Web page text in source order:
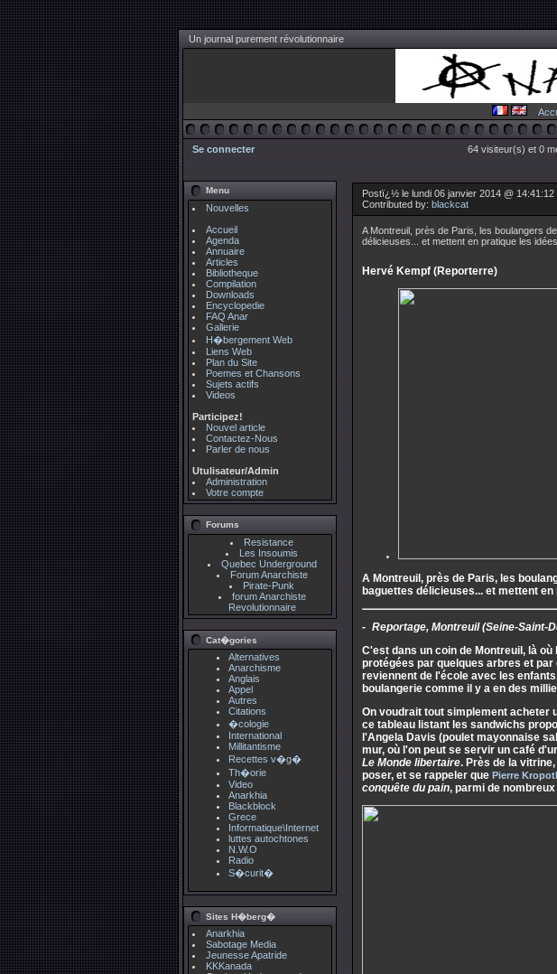
Un journal purement révolutionnaire
Se connecter 64 visiteur(s) et 0
Menu
Nouvelles
Accueil
Agenda
Annuaire
Articles
Bibliotheque
Compilation
Downloads
Encyclopedie
FAQ Anar
Gallerie
H�bergement Web
Liens Web
Plan du Site
Poemes et Chansons
Sujets actifs
Videos
Participez!
Nouvel article
Contactez-Nous
Parler de nous
Utulisateur/Admin
Administration
Votre compte
Forums
Resistance
Les Insoumis
Quebec Underground
Forum Anarchiste
Pirate-Punk
forum Anarchiste
Revolutionnaire
Cat�gories
Alternatives
Anarchisme
Anglais
Appel
Autres
Citations
�cologie
International
Millitantisme
Recettes v�g�
Th�orie
Video
Anarkhia
Blackblock
Grece
Informatique\Internet
luttes autochtones
N.W.O
Radio
S�curit�
Sites H�berg�
Anarkhia
Sabotage Media
Jeunesse Apatride
KKKanada
Postï¿½ le lundi 06 janvier 2014 @ 14:41:12
Contributed by: blackcat
A Montreuil, près de Paris, les boulangers de
délicieuses... et mettent en pratique les
Hervé Kempf (Reporterre)
A Montreuil, près de Paris, les
baguettes délicieuses... et mettent
Reportage, Montreuil (Seine-Saint-
C'est dans un coin de Montreuil, là
protégées par quelques arbres et
reviennent de l'école avec les
boulangerie comme il y a en des
On voudrait tout simplement acheter
ce tableau listant les sandwichs
l'Angela Davis (poulet mayonnaise
mur, où l'on peut se servir un café
Le Monde libertaire. Près de la
poser, et se rappeler que Pierre
conquête du pain, parmi de